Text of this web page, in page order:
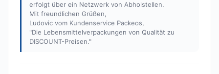
erfolgt über ein Netzwerk von Abholstellen.
Mit freundlichen Grüßen,
Ludovic vom Kundenservice Packeos,
"Die Lebensmittelverpackungen von Qualität zu
DISCOUNT-Preisen."